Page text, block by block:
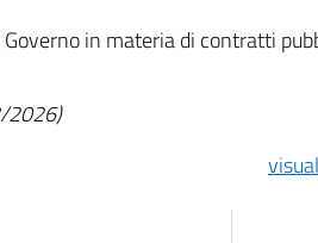
in materia di contratti
2026)